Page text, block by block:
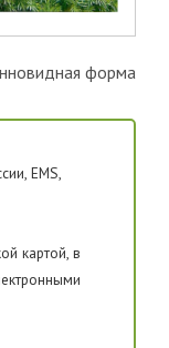
форма
EMS,
картой, в